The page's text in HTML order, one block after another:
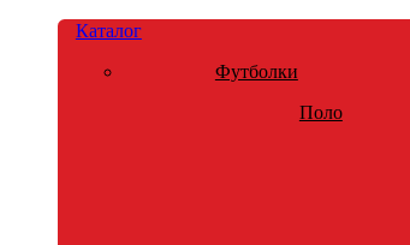
Каталог
Футболки
Поло